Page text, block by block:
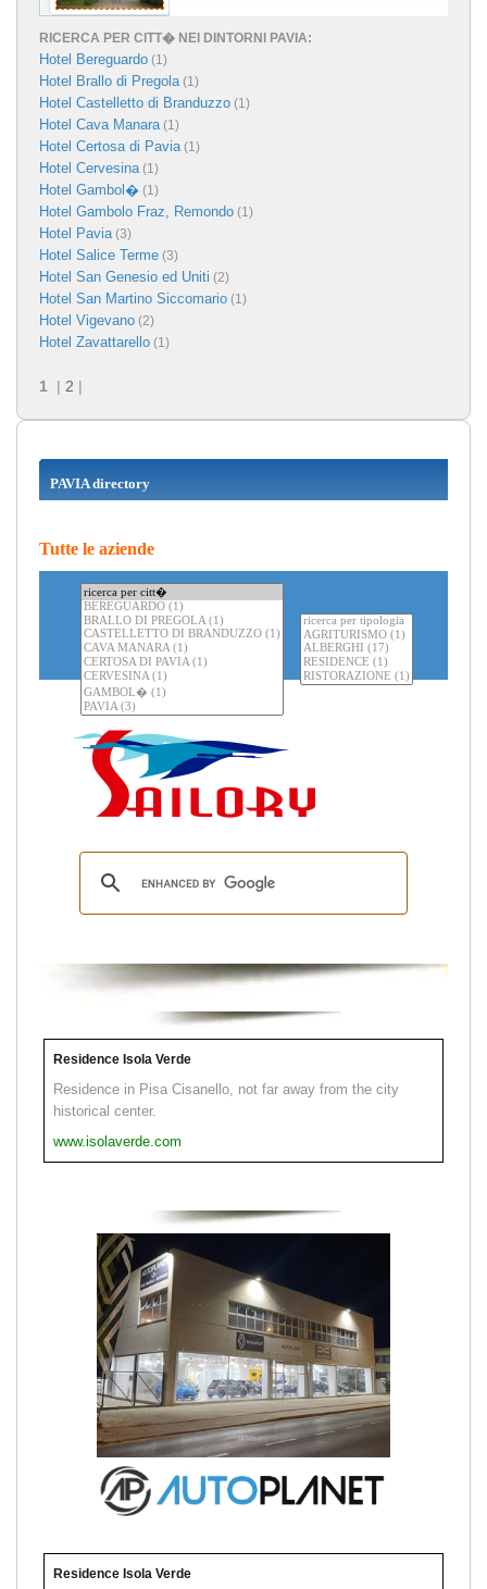
RICERCA PER CITT� NEI DINTORNI PAVIA:
Hotel Bereguardo (1)
Hotel Brallo di Pregola(1)
Hotel Castelletto di Branduzzo (1)
Hotel Cava Manara(1)
Hotel Certosa di Pavia(1)
Hotel Cervesina(1)
Hotel Gambol� (1)
Hotel Gambolo Fraz, Remondo (1)
Hotel Pavia(3)
Hotel Salice Terme (3)
Hotel San Genesio ed Uniti (2)
Hotel San Martino Siccomario (1)
Hotel Vigevano (2)
Hotel Zavattarello (1)
1 | 2 |
PAVIA directory
Tutte le aziende
Residence Isola Verde
Residence in Pisa Cisanello, not far away from the city
historical center.
www.isolaverde.com
Residence Isola Verde